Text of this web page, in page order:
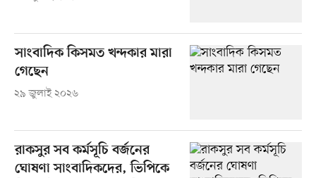
সাংবাদিক কিসমত খন্দকার মারা
গেছেন
২৯ জুলাই ২০২৬
রাকসুর সব কর্মসূচি বর্জনের
ঘোষণা সাংবাদিকদের, ভিপিকে